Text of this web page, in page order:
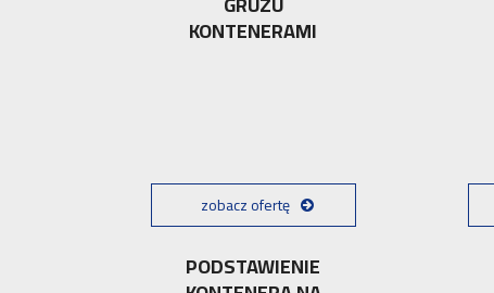
KONTENERAMI
zobacz ofertę
PODSTAWIENIE